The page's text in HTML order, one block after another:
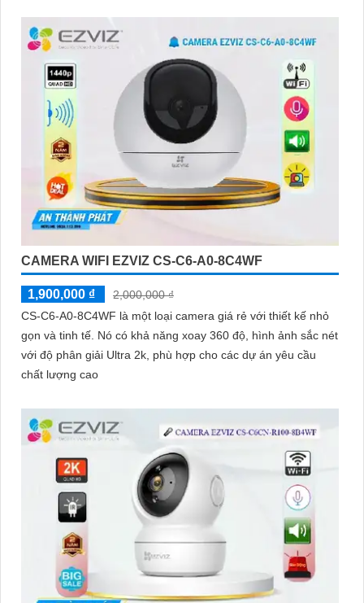
CAMERA WIFI EZVIZ CS-C6-A0-8C4WF
1,900,000 ₫
2,000,000 ₫
CS-C6-A0-8C4WF là một loại camera giá rẻ với thiết kế nhỏ
gọn và tinh tế. Nó có khả năng xoay 360 độ, hình ảnh sắc nét
với độ phân giải Ultra 2k, phù hợp cho các dự án yêu cầu
chất lượng cao